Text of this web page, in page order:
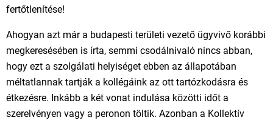
fertőtlenítése!
Ahogyan azt már a budapesti területi vezető ügyvivő korábbi
megkeresésében is írta, semmi csodálnivaló nincs abban,
hogy ezt a szolgálati helyiséget ebben az állapotában
méltatlannak tartják a kollégáink az ott tartózkodásra és
étkezésre. Inkább a két vonat indulása közötti időt a
szerelvényen vagy a peronon töltik. Azonban a Kollektív